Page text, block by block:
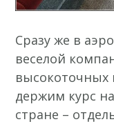
Сразу же в
веселой
высокоточных
держим курс
стране –